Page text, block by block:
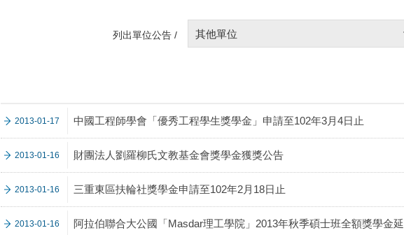
列出單位公告 / 其他單位
2013-01-17 中國工程師學會「優秀工程學生獎學金」申請至102年3月4日止
2013-01-16 財團法人劉羅柳氏文教基金會獎學金獲獎公告
2013-01-16 三重東區扶輪社獎學金申請至102年2月18日止
2013-01-16 阿拉伯聯合大公國「Masdar理工學院」2013年秋季碩士班全額獎學金